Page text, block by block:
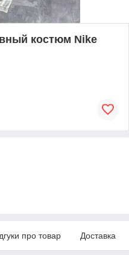
костюм Nike
про товар Доставка